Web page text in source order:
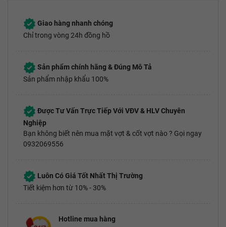
Giao hàng nhanh chóng
Chỉ trong vòng 24h đồng hồ
Sản phẩm chính hãng & Đúng Mô Tả
Sản phẩm nhập khẩu 100%
Được Tư Vấn Trực Tiếp Với VĐV & HLV Chuyên
Nghiệp
Bạn không biết nên mua mặt vợt & cốt vợt nào ? Gọi ngay
0932069556
Luôn Có Giá Tốt Nhất Thị Trường
Tiết kiệm hơn từ 10% - 30%
Hotline mua hàng